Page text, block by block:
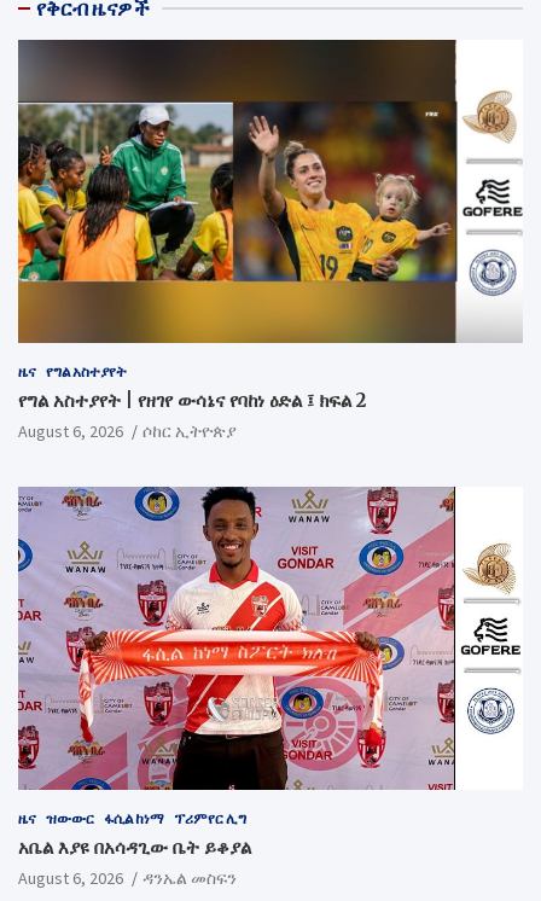
የቅርብ ዜናዎች
ዜና የግል አስተያየት
የግል አስተያየት | የዘገየ ውሳኔና የባከነ ዕድል ፤ ክፍል 2
August 6, 2026 ሶከር ኢትዮጵያ
ዜና ዝውውር ፋሲል ከነማ ፕሪምየር ሊግ
አቤል እያዩ በአሳዳጊው ቤት ይቆያል
August 6, 2026 ዳንኤል መስፍን